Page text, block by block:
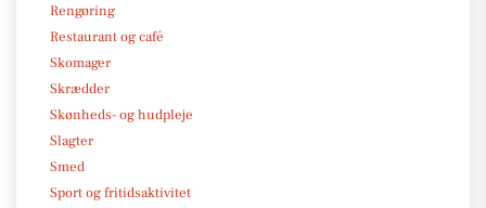
Rengøring
Restaurant og café
Skomager
Skrædder
Skønheds- og hudpleje
Slagter
Smed
Sport og fritidsaktivitet